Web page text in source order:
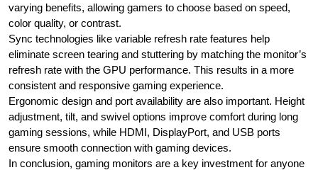
varying benefits, allowing gamers to choose based on speed,
color quality, or contrast.
Sync technologies like variable refresh rate features help
eliminate screen tearing and stuttering by matching the monitor’s
refresh rate with the GPU performance. This results in a more
consistent and responsive gaming experience.
Ergonomic design and port availability are also important. Height
adjustment, tilt, and swivel options improve comfort during long
gaming sessions, while HDMI, DisplayPort, and USB ports
ensure smooth connection with gaming devices.
In conclusion, gaming monitors are a key investment for anyone